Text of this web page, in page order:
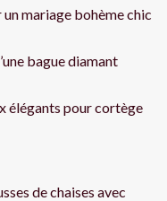
mariage bohème chic
bague diamant
élégants pour cortège
de chaises avec